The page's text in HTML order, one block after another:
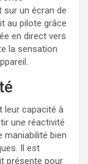
sur un écran de
au pilote grâce
en direct vers
la sensation
leur capacité à
une réactivité
maniabilité bien
Il est
présente pour